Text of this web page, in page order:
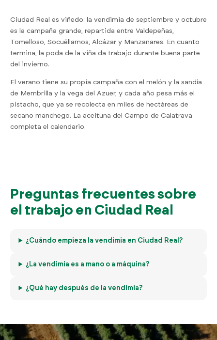
Ciudad Real es viñedo: la vendimia de septiembre y octubre
es la campaña grande, repartida entre Valdepeñas,
Tomelloso, Socuéllamos, Alcázar y Manzanares. En cuanto
termina, la poda de la viña da trabajo durante buena parte
del invierno.
El verano tiene su propia campaña con el melón y la sandía
de Membrilla y la vega del Azuer, y cada año pesa más el
pistacho, que ya se recolecta en miles de hectáreas de
secano manchego. La aceituna del Campo de Calatrava
completa el calendario.
Preguntas frecuentes sobre
el trabajo en Ciudad Real
¿Cuándo empieza la vendimia en Ciudad Real?
¿La vendimia es a mano o a máquina?
¿Qué hay después de la vendimia?